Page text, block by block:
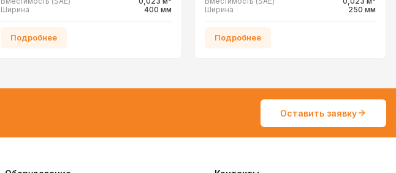
Ширина
400 мм
Подробнее
Ширина
250 мм
Подробнее
Оставить заявку